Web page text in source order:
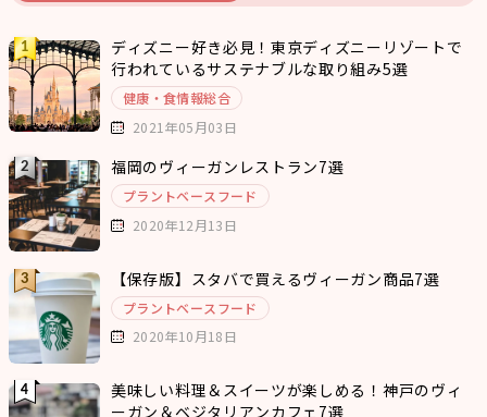
ディズニー好き必見！東京ディズニーリゾートで
行われているサステナブルな取り組み5選
健康・食情報総合
2021年05月03日
福岡のヴィーガンレストラン7選
プラントベースフード
2020年12月13日
【保存版】スタバで買えるヴィーガン商品7選
プラントベースフード
2020年10月18日
美味しい料理＆スイーツが楽しめる！神戸のヴィ
ーガン＆ベジタリアンカフェ7選